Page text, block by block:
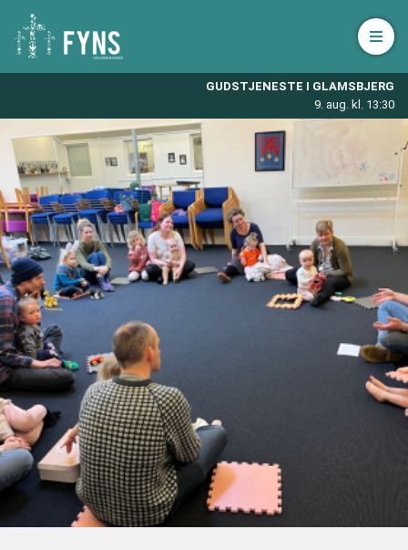
GUDSTJENESTE I GLAMSBJERG
9. aug. kl. 13:30
Åbn